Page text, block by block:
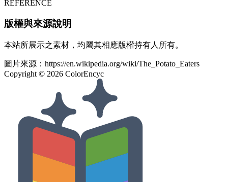
REFERENCE
版權與來源說明
本站所展示之素材，均屬其相應版權持有人所有。
圖片來源： https://en.wikipedia.org/wiki/The_Potato_Eaters
Copyright © 2026 ColorEncyc